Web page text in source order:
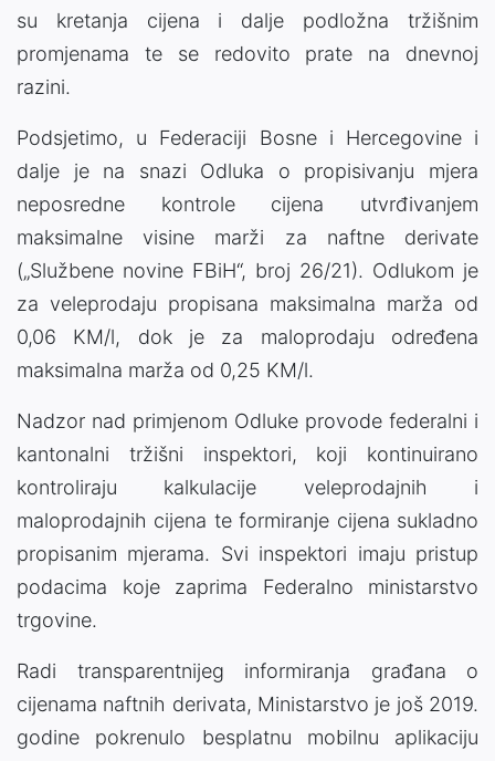
su kretanja cijena i dalje podložna tržišnim
promjenama te se redovito prate na dnevnoj
razini.
Podsjetimo, u Federaciji Bosne i Hercegovine i
dalje je na snazi Odluka o propisivanju mjera
neposredne kontrole cijena utvrđivanjem
maksimalne visine marži za naftne derivate
(„Službene novine FBiH“, broj 26/21). Odlukom je
za veleprodaju propisana maksimalna marža od
0,06 KM/l, dok je za maloprodaju određena
maksimalna marža od 0,25 KM/l.
Nadzor nad primjenom Odluke provode federalni i
kantonalni tržišni inspektori, koji kontinuirano
kontroliraju kalkulacije veleprodajnih i
maloprodajnih cijena te formiranje cijena sukladno
propisanim mjerama. Svi inspektori imaju pristup
podacima koje zaprima Federalno ministarstvo
trgovine.
Radi transparentnijeg informiranja građana o
cijenama naftnih derivata, Ministarstvo je još 2019.
godine pokrenulo besplatnu mobilnu aplikaciju